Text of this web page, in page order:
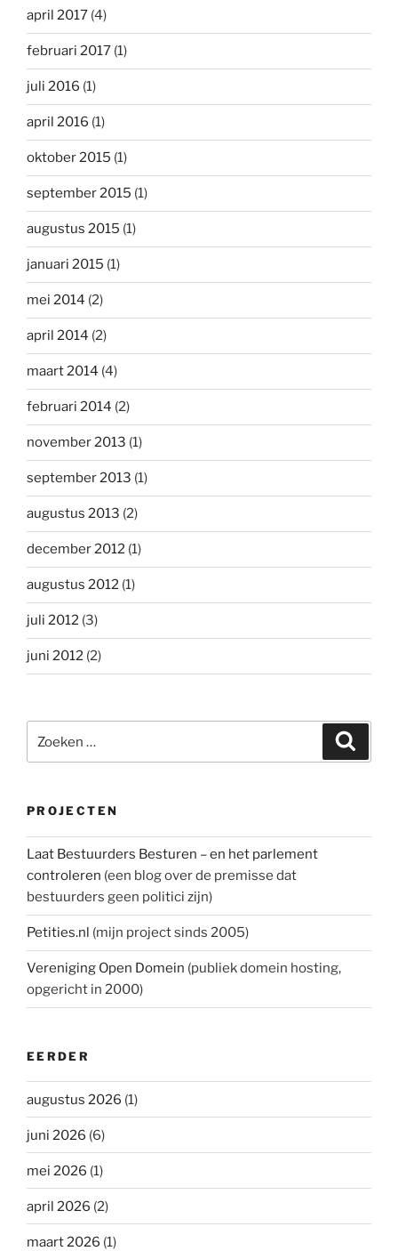
april 2017 (4)
februari 2017 (1)
juli 2016 (1)
april 2016 (1)
oktober 2015 (1)
september 2015 (1)
augustus 2015 (1)
januari 2015 (1)
mei 2014 (2)
april 2014 (2)
maart 2014 (4)
februari 2014 (2)
november 2013 (1)
september 2013 (1)
augustus 2013 (2)
december 2012 (1)
augustus 2012 (1)
juli 2012 (3)
juni 2012 (2)
naar:
PROJECTEN
Laat Bestuurders Besturen – en het parlement
controleren (een blog over de premisse dat
bestuurders geen politici zijn)
Petities.nl (mijn project sinds 2005)
Vereniging Open Domein (publiek domein hosting,
opgericht in 2000)
EERDER
augustus 2026 (1)
juni 2026 (6)
mei 2026 (1)
april 2026 (2)
maart 2026 (1)